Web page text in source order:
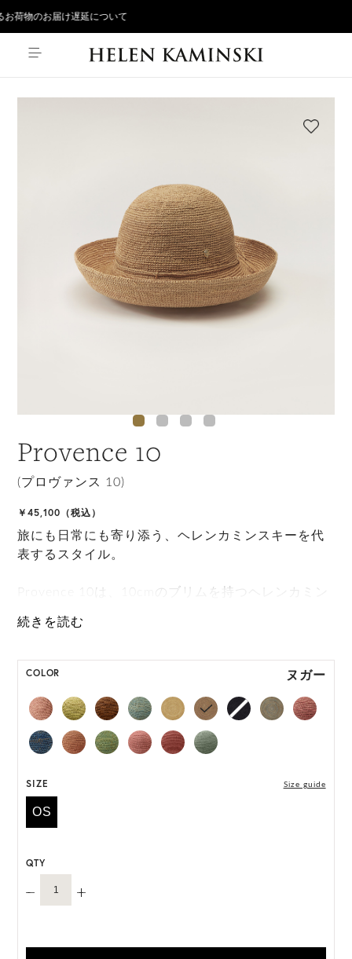
荷物のお届け遅延について
Provence 10
(プロヴァンス 10)
￥45,100（税込）
旅にも日常にも寄り添う、ヘレンカミンスキーを代
表するスタイル。
Provence 10は、10cmのブリムを持つヘレンカミン
ンジと携帯性を備え、サイズ調整もできる手撚りラ
れたネオプレンバンドが特徴で完璧な旅行アイテム
な手法で収穫されたマダガスカル産のラフィアを
18,000以上のステッチで編み、完成までに3日以上
を要します。職人がひとつひとつ丁寧に編み上げる
上げられています。
「Provence 10」は一部仕様が変更になります。
オーダーをいただいたタイミングによって、上記い
ずれかの商品のお届けになりますこと、予めご了承
ONE SIZE展開の商品:ONE SIZE 57.5cm
COLOR ヌガー
SIZE Size guide
OS
QTY